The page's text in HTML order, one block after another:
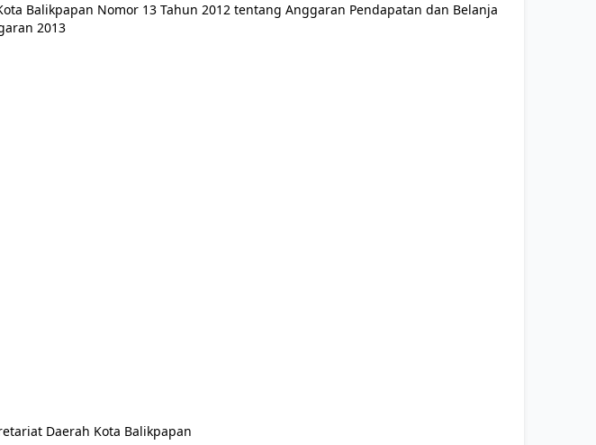
Balikpapan Nomor 13 Tahun 2012 tentang Anggaran Pendapatan dan Belanja
2013
Daerah Kota Balikpapan